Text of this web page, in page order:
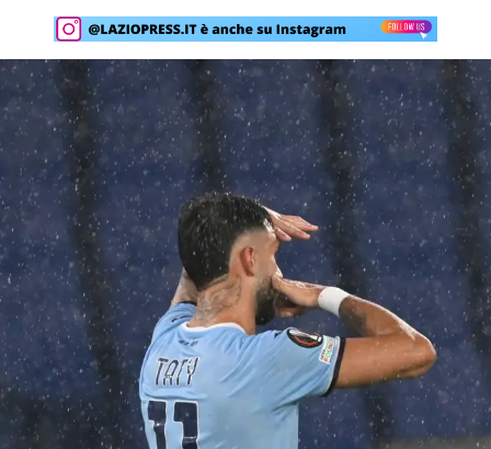
Calcio
Serie A
Champions League
Europa League
Altri Sport
Formula 1
Tennis
Vela
SHOP LAZIO